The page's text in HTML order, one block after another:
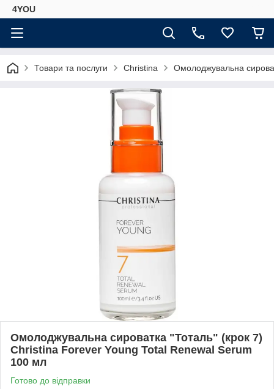
4YOU
Товари та послуги Christina Омолоджувальна
Омолоджувальна сироватка "Тоталь" (крок 7)
Christina Forever Young Total Renewal Serum
100 мл
Готово до відправки